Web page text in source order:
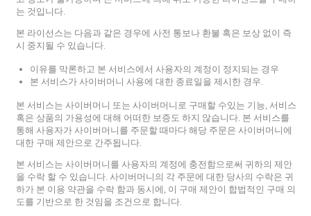
는 것입니다.
본 라이선스는 다음과 같은 경우에 사전 통보나 환불 혹은 보상 없이 즉
시 중지될 수 있습니다.
이유를 막론하고 본 서비스에서 사용자의 계정이 정지되는 경우
본 서비스가 사이버머니 사용에 대한 종료일을 제시한 경우.
본 서비스는 사이버머니 또는 사이버머니로 구매할 수있는 기능, 서비스
혹은 상품의 가용성에 대해 어떠한 보증도 하지 않습니다. 본 서비스를
통해 사용자가 사이버머니를 주문할 때마다 해당 주문은 사이버머니에
대한 구매 제안으로 간주됩니다.
본 서비스는 사이버머니를 사용자의 계정에 충전함으로써 귀하의 제안
을 수락 할 수 있습니다. 사이버머니의 각 주문에 대한 당사의 수락은 귀
하가 본 이용 약관을 수락 함과 동시에, 이 구매 제안이 합법적인 구매 의
도를 기반으로 한 것임을 조건으로 합니다.